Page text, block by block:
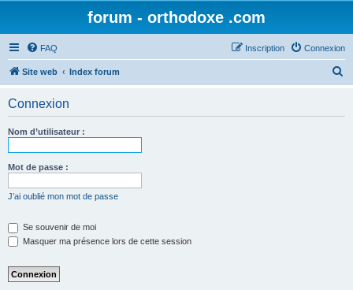
forum - orthodoxe .com
FAQ Connexion
Inscription
Site web Index forum
Connexion
Nom d’utilisateur :
Mot de passe :
J’ai oublié mon mot de passe
Se souvenir de moi
Masquer ma présence lors de cette session